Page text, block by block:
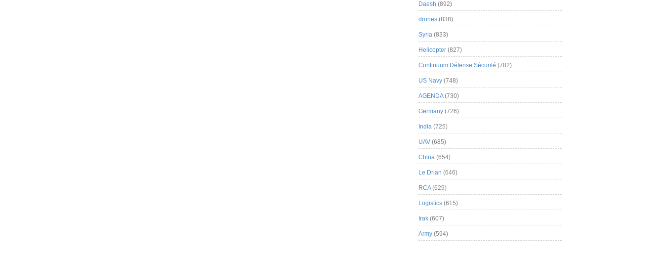
Daesh (892)
drones (838)
Syria (833)
Helicopter (827)
Continuum Défense Sécurité (782)
US Navy (748)
AGENDA(730)
Germany (726)
India (725)
UAV (685)
China (654)
Le Drian (646)
RCA(629)
Logistics (615)
Irak (607)
Army (594)